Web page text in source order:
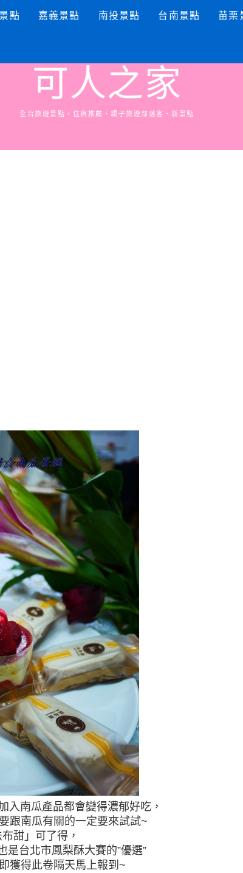
點 嘉義景點 南投景點 台南景點 苗栗
可人之家
全台旅遊景點，住宿推薦、親子旅遊部落客、新景點
入南瓜產品都會變得濃郁好吃，
跟南瓜有關的一定要來試試~
甜」可了得，
是台北市鳳梨酥大賽的”優選”
獲得此卷隔天馬上報到~